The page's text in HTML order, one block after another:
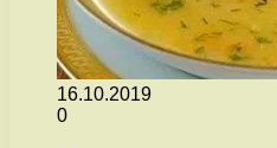
16.10.2019
0